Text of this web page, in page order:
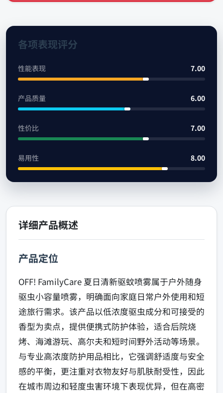
各项表现评分
性能表现 7.00
产品质量 6.00
性价比 7.00
易用性 8.00
详细产品概述
产品定位
OFF! FamilyCare 夏日清新驱蚊喷雾属于户外随身
驱虫小容量喷雾，明确面向家庭日常户外使用和短
途旅行需求。该产品以低浓度驱虫成分和可接受的
香型为卖点，提供便携式防护体验，适合后院烧
烤、海滩游玩、高尔夫和短时间野外活动等场景。
与专业高浓度防护用品相比，它强调舒适度与安全
感的平衡，更注重对衣物友好与肌肤耐受性，因此
在城市周边和轻度虫害环境下表现优异，但在高密